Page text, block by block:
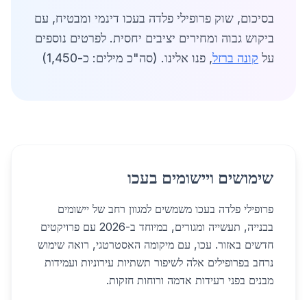
בסיכום, שוק פרופילי פלדה בעכו דינמי ומבטיח, עם
ביקוש גבוה ומחירים יציבים יחסית. לפרטים נוספים
על קונה ברזל, פנו אלינו. (סה"כ מילים: כ-1,450)
שימושים ויישומים בעכו
פרופילי פלדה בעכו משמשים למגוון רחב של יישומים
בבנייה, תעשייה ומגורים, במיוחד ב-2026 עם פרויקטים
חדשים באזור. עכו, עם מיקומה האסטרטגי, רואה שימוש
נרחב בפרופילים אלה לשיפור תשתיות עירוניות ועמידות
מבנים בפני רעידות אדמה ורוחות חזקות.